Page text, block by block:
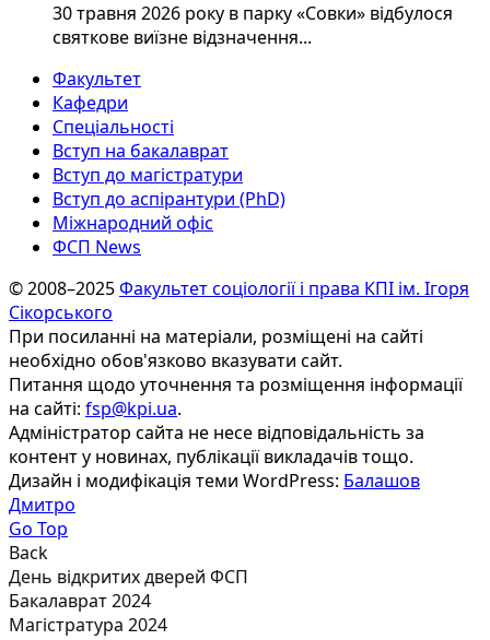
30 травня 2026 року в парку «Совки» відбулося
святкове виїзне відзначення...
Факультет
Кафедри
Спеціальності
Вступ на бакалаврат
Вступ до магістратури
Вступ до аспірантури (PhD)
Міжнародний офіс
ФСП News
© 2008–2025Факультет соціології і права КПІ ім. Ігоря
Сікорського
При посиланні на матеріали, розміщені на сайті
необхідно обов'язково вказувати сайт.
Питання щодо уточнення та розміщення інформації
на сайті: fsp@kpi.ua.
Адміністратор сайта не несе відповідальність за
контент у новинах, публікації викладачів тощо.
Дизайн і модифікація теми WordPress: Балашов
Дмитро
Go Top
Back
День відкритих дверей ФСП
Бакалаврат 2024
Магістратура 2024